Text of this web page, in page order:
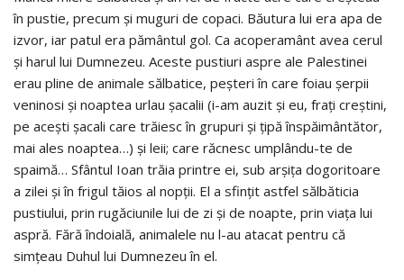
în pustie, precum și muguri de copaci. Băutura lui era apa de
izvor, iar patul era pământul gol. Ca acoperamânt avea cerul
și harul lui Dumnezeu. Aceste pustiuri aspre ale Palestinei
erau pline de animale sălbatice, peșteri în care foiau șerpii
veninosi și noaptea urlau șacalii (i-am auzit și eu, frați creștini,
pe acești șacali care trăiesc în grupuri și țipă înspăimântător,
mai ales noaptea…) și leii; care răcnesc umplându-te de
spaimă… Sfântul Ioan trăia printre ei, sub arșița dogoritoare
a zilei și în frigul tăios al nopții. El a sfințit astfel sălbăticia
pustiului, prin rugăciunile lui de zi și de noapte, prin viața lui
aspră. Fără îndoială, animalele nu l-au atacat pentru că
simțeau Duhul lui Dumnezeu în el.